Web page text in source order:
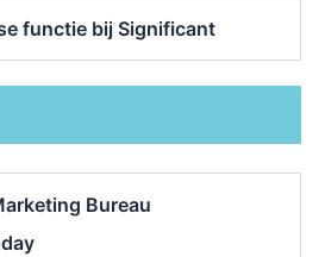
functie bij Significant
Bureau